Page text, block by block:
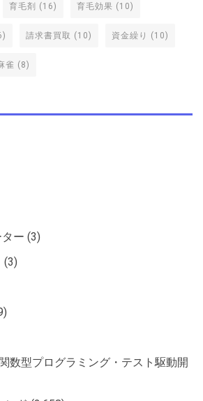
育毛剤 (16) 育毛効果 (10)
請求書買取 (10) 資金繰り (10)
雀 (8)
ー (3)
(3)
数型プログラミング・テスト駆動開